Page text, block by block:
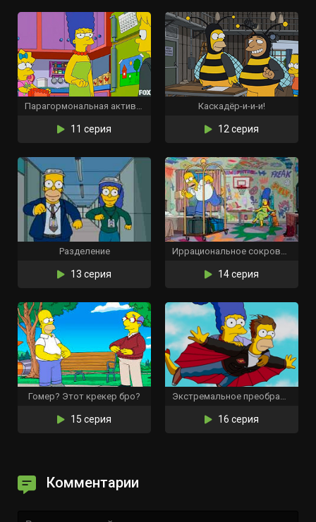
Парагормональная активность
11 серия
Каскадёр-и-и-и!
12 серия
Разделение
13 серия
Иррациональное сокровище
14 серия
Гомер? Этот крекер бро?
15 серия
Экстремальное преображение: версия Гомера
16 серия
Комментарии